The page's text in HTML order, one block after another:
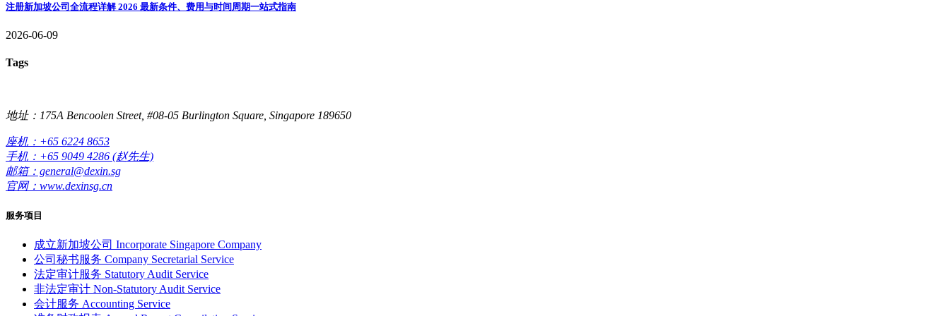
注册新加坡公司全流程详解 2026 最新条件、费用与时间周期一站式指南
2026-06-09
Tags
地址：175A Bencoolen Street, #08-05 Burlington Square, Singapore 189650
座机：+65 6224 8653
手机：+65 9049 4286 (赵先生)
邮箱：general@dexin.sg
官网：www.dexinsg.cn
服务项目
成立新加坡公司 Incorporate Singapore Company
公司秘书服务 Company Secretarial Service
法定审计服务 Statutory Audit Service
非法定审计 Non-Statutory Audit Service
会计服务 Accounting Service